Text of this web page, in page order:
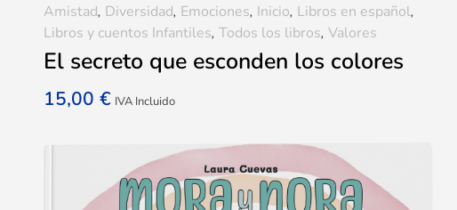
El secreto que esconden los colores
15,00 € IVA Incluido
Amistad, Diversidad, Emociones, Inicio, Libros en español,
Libros y cuentos Infantiles, Todos los libros, Valores